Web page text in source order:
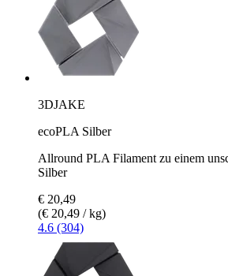
3DJAKE
ecoPLA Silber
Allround PLA Filament zu einem
Silber
€ 20,49
(€ 20,49 / kg)
4.6 (304)